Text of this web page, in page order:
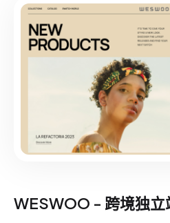
WESWOO - 跨境独立